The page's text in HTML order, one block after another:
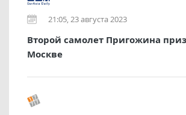
21:05, 23 августа 2023
Второй самолет Пригожина
Москве